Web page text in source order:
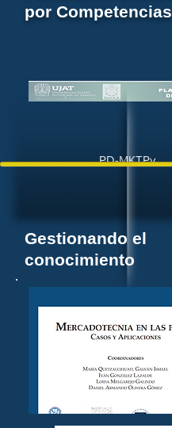
por Competencias
PD-MKTPy
Gestionando el
conocimiento